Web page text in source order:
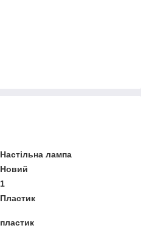
Настільна лампа
Новий
1
Пластик
пластик